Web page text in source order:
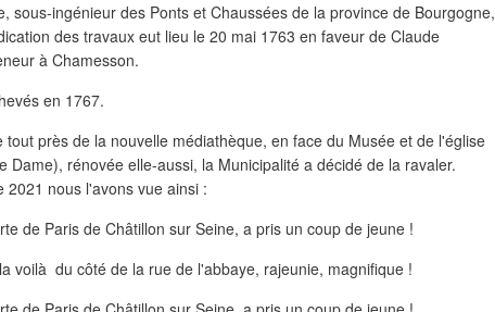
sous-ingénieur des Ponts et Chaussées de la province de Bourgogne,
des travaux eut lieu le 20 mai 1763 en faveur de Claude
à Chamesson.
en 1767.
tout près de la nouvelle médiathèque, en face du Musée et de l'église
Dame), rénovée elle-aussi, la Municipalité a décidé de la ravaler.
2021 nous l'avons vue ainsi :
voilà du côté de la rue de l'abbaye, rajeunie, magnifique !